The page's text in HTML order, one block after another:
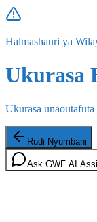
Halmashauri ya
Ukurasa
Ukurasa unaoutafuta
Rudi Nyumbani
Ask GWF AI